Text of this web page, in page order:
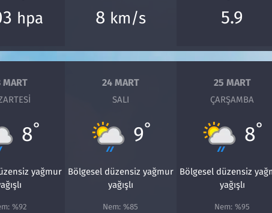
hpa 8 km/s 5.9
MART
8°
yağmur
%92
24 MART
SALI
9°
Bölgesel düzensiz yağmur
yağışlı
Nem: %85
25 MART
ÇARŞAMBA
8°
Bölgesel düzensiz
yağışlı
Nem: %95